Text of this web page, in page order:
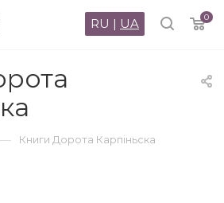
0
RU | UA
— Книги Дорота Карпіньска